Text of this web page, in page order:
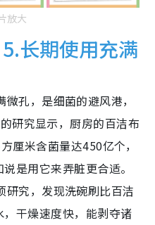
放大
长期使用充满
孔，是细菌的避风港，
研究显示，厨房的百洁布
厘米含菌量达450亿个，
是用它来弄脏更合适。
究，发现洗碗刷比百洁
干燥速度快，能剥夺诸